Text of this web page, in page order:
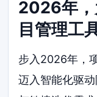
2026年，
目管理工
步入2026年，
迈入智能化驱